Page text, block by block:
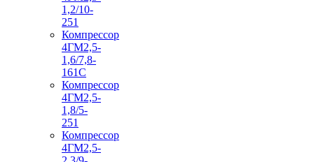
1,2/10-
251
Компрессор
4ГМ2,5-
1,6/7,8-
161С
Компрессор
4ГМ2,5-
1,8/5-
251
Компрессор
4ГМ2,5-